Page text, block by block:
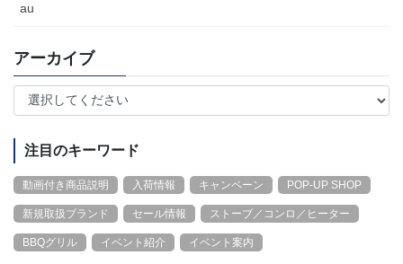
au
アーカイブ
注目のキーワード
動画付き商品説明 入荷情報 キャンペーン POP-UP SHOP
新規取扱ブランド セール情報 ストーブ／コンロ／ヒーター
BBQグリル イベント紹介 イベント案内